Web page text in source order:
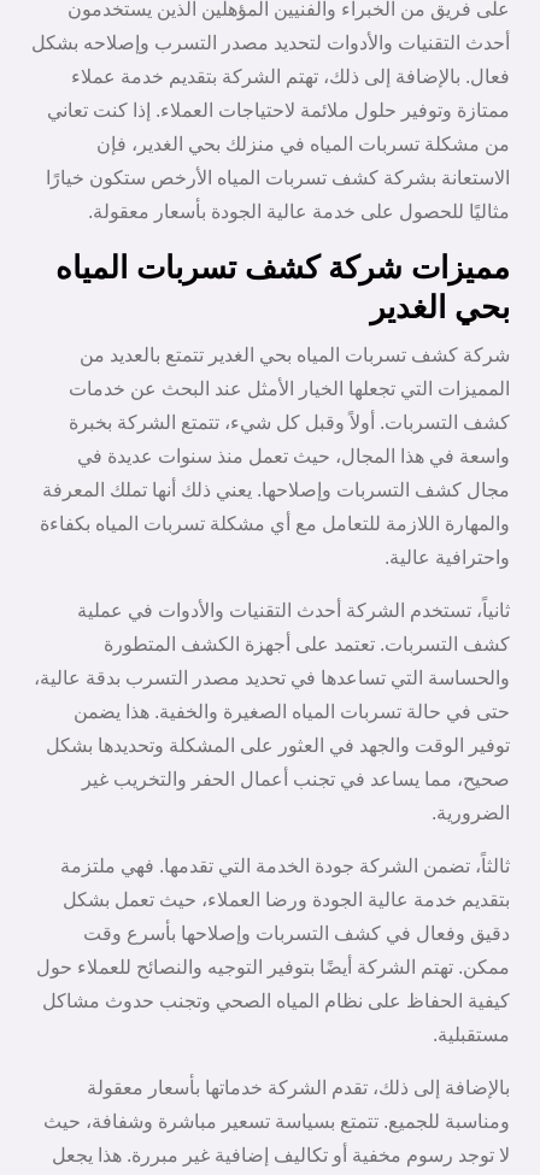
على فريق من الخبراء والفنيين المؤهلين الذين يستخدمون
أحدث التقنيات والأدوات لتحديد مصدر التسرب وإصلاحه بشكل
فعال. بالإضافة إلى ذلك، تهتم الشركة بتقديم خدمة عملاء
ممتازة وتوفير حلول ملائمة لاحتياجات العملاء. إذا كنت تعاني
من مشكلة تسربات المياه في منزلك بحي الغدير، فإن
الاستعانة بشركة كشف تسربات المياه الأرخص ستكون خيارًا
مثاليًا للحصول على خدمة عالية الجودة بأسعار معقولة.
مميزات شركة كشف تسربات المياه
بحي الغدير
شركة كشف تسربات المياه بحي الغدير تتمتع بالعديد من
المميزات التي تجعلها الخيار الأمثل عند البحث عن خدمات
كشف التسربات. أولاً وقبل كل شيء، تتمتع الشركة بخبرة
واسعة في هذا المجال، حيث تعمل منذ سنوات عديدة في
مجال كشف التسربات وإصلاحها. يعني ذلك أنها تملك المعرفة
والمهارة اللازمة للتعامل مع أي مشكلة تسربات المياه بكفاءة
واحترافية عالية.
ثانياً، تستخدم الشركة أحدث التقنيات والأدوات في عملية
كشف التسربات. تعتمد على أجهزة الكشف المتطورة
والحساسة التي تساعدها في تحديد مصدر التسرب بدقة عالية،
حتى في حالة تسربات المياه الصغيرة والخفية. هذا يضمن
توفير الوقت والجهد في العثور على المشكلة وتحديدها بشكل
صحيح، مما يساعد في تجنب أعمال الحفر والتخريب غير
الضرورية.
ثالثاً، تضمن الشركة جودة الخدمة التي تقدمها. فهي ملتزمة
بتقديم خدمة عالية الجودة ورضا العملاء، حيث تعمل بشكل
دقيق وفعال في كشف التسربات وإصلاحها بأسرع وقت
ممكن. تهتم الشركة أيضًا بتوفير التوجيه والنصائح للعملاء حول
كيفية الحفاظ على نظام المياه الصحي وتجنب حدوث مشاكل
مستقبلية.
بالإضافة إلى ذلك، تقدم الشركة خدماتها بأسعار معقولة
ومناسبة للجميع. تتمتع بسياسة تسعير مباشرة وشفافة، حيث
لا توجد رسوم مخفية أو تكاليف إضافية غير مبررة. هذا يجعل